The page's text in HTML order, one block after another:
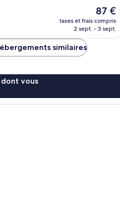
Le
prix
87 €
taxes et frais compris
2 sept. - 3 sept.
similaires
vous